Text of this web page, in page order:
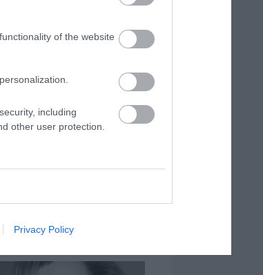
of the website
including
other user protection.
Privacy Policy
Katalin
Kisvárdai Lapok
Színházak Fesztiválja